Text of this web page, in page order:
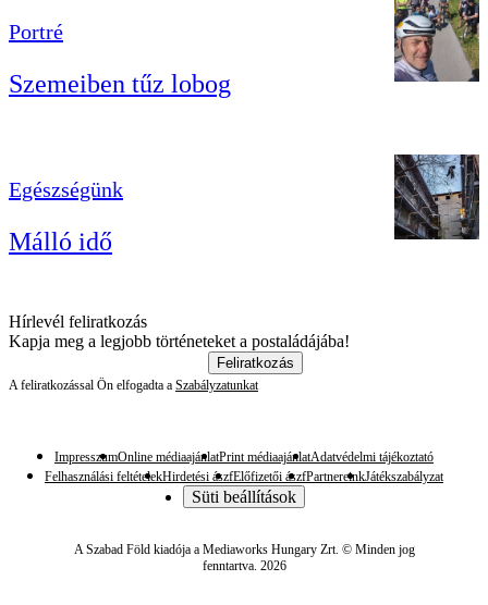
Portré
Szemeiben tűz lobog
Egészségünk
Málló idő
Hírlevél feliratkozás
Kapja meg a legjobb történeteket a postaládájába!
Feliratkozás
A feliratkozással Ön elfogadta a Szabályzatunkat
ImpresszumOnline médiaajánlatPrint médiaajánlatAdatvédelmi tájékoztató
Felhasználási feltételekHirdetési ászfElőfizetői ászfPartnereinkJátékszabályzat
Süti beállítások
A Szabad Föld kiadója a Mediaworks Hungary Zrt. © Minden jog
fenntartva. 2026